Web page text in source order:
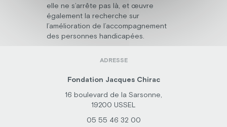
elle ne s’arrête pas là, et œuvre
également la recherche sur
l’amélioration de l’accompagnement
des personnes handicapées.
ADRESSE
Fondation Jacques Chirac
16 boulevard de la Sarsonne,
19200 USSEL
05 55 46 32 00